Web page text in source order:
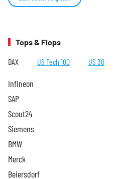
Tops & Flops
DAX US Tech 100 US 30
Infineon
SAP
Scout24
Siemens
BMW
Merck
Beiersdorf